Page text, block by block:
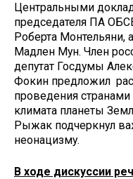
Центральными
председателя ПА
Роберта Монтельяни,
Мадлен Мун. Член
депутат Госдумы
Фокин предложил
проведения
климата планеты
Рыжак подчеркнул
неонацизму.
В ходе дискуссии